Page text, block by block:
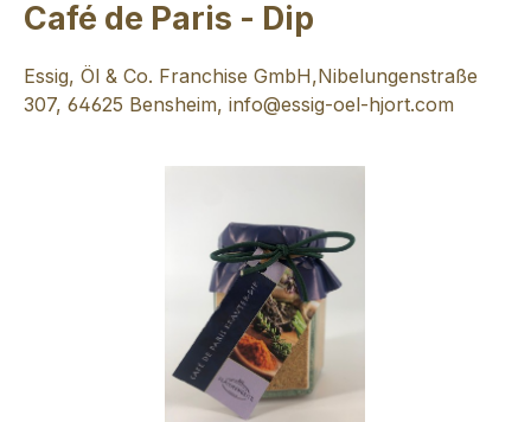
Café de Paris - Dip
Essig, Öl & Co. Franchise GmbH,Nibelungenstraße
307, 64625 Bensheim, info@essig-oel-hjort.com